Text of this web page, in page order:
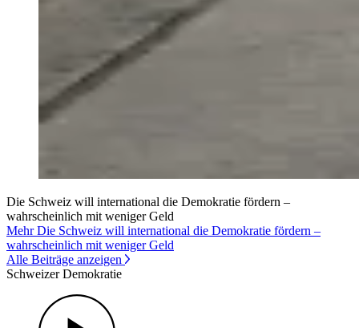
Die Schweiz will international die Demokratie fördern –
wahrscheinlich mit weniger Geld
Mehr Die Schweiz will international die Demokratie fördern –
wahrscheinlich mit weniger Geld
Alle Beiträge anzeigen
Schweizer Demokratie